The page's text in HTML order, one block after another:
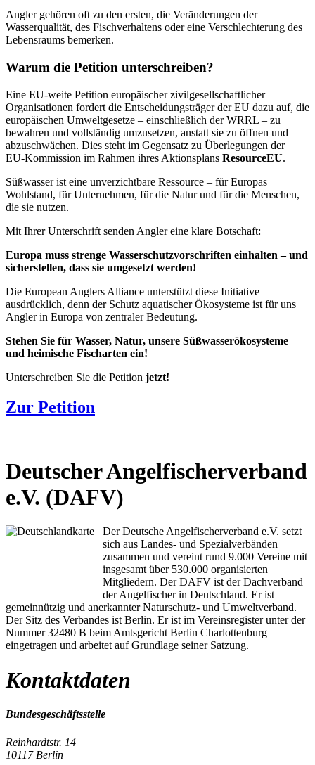
Angler gehören oft zu den ersten, die Veränderungen der
Wasserqualität, des Fischverhaltens oder eine Verschlechterung des
Lebensraums bemerken.
Warum die Petition unterschreiben?
Eine EU‑weite Petition europäischer zivilgesellschaftlicher
Organisationen fordert die Entscheidungsträger der EU dazu auf, die
europäischen Umweltgesetze – einschließlich der WRRL – zu
bewahren und vollständig umzusetzen, anstatt sie zu öffnen und
abzuschwächen. Dies steht im Gegensatz zu Überlegungen der
EU‑Kommission im Rahmen ihres Aktionsplans ResourceEU.
Süßwasser ist eine unverzichtbare Ressource – für Europas
Wohlstand, für Unternehmen, für die Natur und für die Menschen,
die sie nutzen.
Mit Ihrer Unterschrift senden Angler eine klare Botschaft:
Europa muss strenge Wasserschutzvorschriften einhalten – und
sicherstellen, dass sie umgesetzt werden!
Die European Anglers Alliance unterstützt diese Initiative
ausdrücklich, denn der Schutz aquatischer Ökosysteme ist für uns
Angler in Europa von zentraler Bedeutung.
Stehen Sie für Wasser, Natur, unsere Süßwasserökosysteme
und heimische Fischarten ein!
Unterschreiben Sie die Petition jetzt!
Zur Petition
Deutscher Angelfischerverband
e.V. (DAFV)
Der Deutsche Angelfischerverband e.V. setzt
sich aus Landes- und Spezialverbänden
zusammen und vereint rund 9.000 Vereine mit
insgesamt über 530.000 organisierten
Mitgliedern. Der DAFV ist der Dachverband
der Angelfischer in Deutschland. Er ist
gemeinnützig und anerkannter Naturschutz- und Umweltverband.
Der Sitz des Verbandes ist Berlin. Er ist im Vereinsregister unter der
Nummer 32480 B beim Amtsgericht Berlin Charlottenburg
eingetragen und arbeitet auf Grundlage seiner Satzung.
Kontaktdaten
Bundesgeschäftsstelle
Reinhardtstr. 14
10117 Berlin